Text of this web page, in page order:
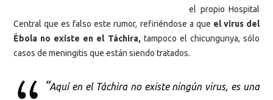
el propio Hospital
Central que es falso este rumor, refiriéndose a que el virus del
Ébola no existe en el Táchira, tampoco el chicungunya, sólo
casos de meningitis que están siendo tratados.
“Aquí en el Táchira no existe ningún virus, es una